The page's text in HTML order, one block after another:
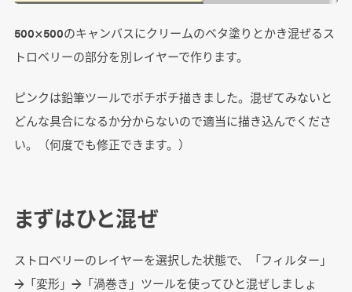
500×500のキャンバスにクリームのベタ塗りとかき混ぜるス
トロベリーの部分を別レイヤーで作ります。
ピンクは鉛筆ツールでポチポチ描きました。混ぜてみないと
どんな具合になるか分からないので適当に描き込んでくださ
い。（何度でも修正できます。）
まずはひと混ぜ
ストロベリーのレイヤーを選択した状態で、「フィルター」
→「変形」→「渦巻き」ツールを使ってひと混ぜしましょ